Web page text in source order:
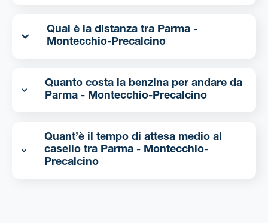
Qual è la distanza tra Parma -
Montecchio-Precalcino
Quanto costa la benzina per andare da
Parma - Montecchio-Precalcino
Quant’è il tempo di attesa medio al
casello tra Parma - Montecchio-
Precalcino